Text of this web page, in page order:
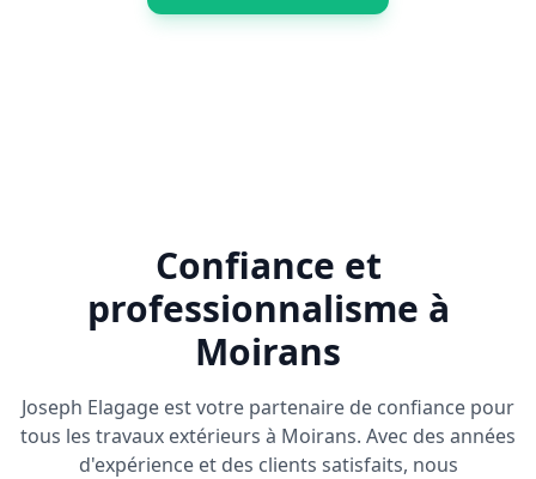
Confiance et
professionnalisme à
Moirans
Joseph Elagage est votre partenaire de confiance pour
tous les travaux extérieurs à Moirans. Avec des années
d'expérience et des clients satisfaits, nous